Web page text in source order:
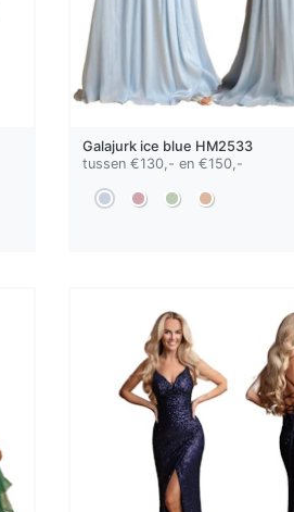
Galajurk ice blue HM2533
tussen €130,- en €150,-